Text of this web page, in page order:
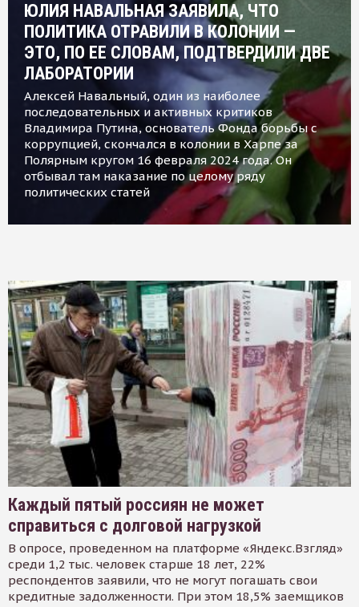
ЮЛИЯ НАВАЛЬНАЯ ЗАЯВИЛА, ЧТО
ПОЛИТИКА ОТРАВИЛИ В КОЛОНИИ —
ЭТО, ПО ЕЕ СЛОВАМ, ПОДТВЕРДИЛИ ДВЕ
ЛАБОРАТОРИИ
Алексей Навальный, один из наиболее
последовательных и активных критиков
Владимира Путина, основатель Фонда борьбы с
коррупцией, скончался в колонии в Харпе за
Полярным кругом 16 февраля 2024 года. Он
отбывал там наказание по целому ряду
политических статей
Каждый пятый россиян не может
справиться с долговой нагрузкой
В опросе, проведенном на платформе «Яндекс.Взгляд»
среди 1,2 тыс. человек старше 18 лет, 22%
респондентов заявили, что не могут погашать свои
кредитные задолженности. При этом 18,5% заемщиков